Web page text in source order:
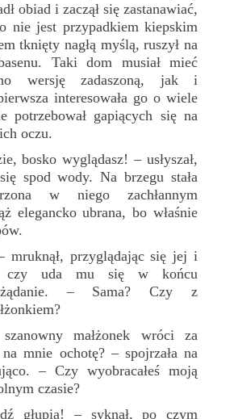
obiad i zaczął się zastanawiać,
nie jest przypadkiem kiepskim
tknięty nagłą myślą, ruszył na
Taki dom musiał mieć
wersję zadaszoną, jak i
interesowała go o wiele
potrzebował gapiących się na
oczu.
bosko wyglądasz! – usłyszał,
spod wody. Na brzegu stała
w niego zachłannym
elegancko ubrana, bo właśnie
mruknął, przyglądając się jej i
czy uda mu się w końcu
– Sama? Czy z
szanowny małżonek wróci za
mnie ochotę? – spojrzała na
– Czy wyobracałeś moją
czasie?
głupia! – syknął, po czym